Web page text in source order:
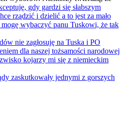
gdy gardzi się słabszym
rządzić i dzielić a to jest za mało
wybaczyć panu Tuskowi, że tak
nie zagłosuję na Tuska i PO
dla naszej tożsamości narodowej
kojarzy mi się z niemieckim
zaskutkowały jednymi z gorszych